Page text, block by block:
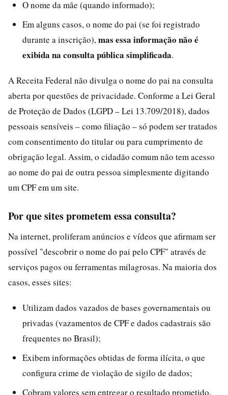
O nome da mãe (quando informado);
Em alguns casos, o nome do pai (se foi registrado
durante a inscrição), mas essa informação não é
exibida na consulta pública simplificada.
A Receita Federal não divulga o nome do pai na consulta
aberta por questões de privacidade. Conforme a Lei Geral
de Proteção de Dados (LGPD – Lei 13.709/2018), dados
pessoais sensíveis – como filiação – só podem ser tratados
com consentimento do titular ou para cumprimento de
obrigação legal. Assim, o cidadão comum não tem acesso
ao nome do pai de outra pessoa simplesmente digitando
um CPF em um site.
Por que sites prometem essa consulta?
Na internet, proliferam anúncios e vídeos que afirmam ser
possível "descobrir o nome do pai pelo CPF" através de
serviços pagos ou ferramentas milagrosas. Na maioria dos
casos, esses sites:
Utilizam dados vazados de bases governamentais ou
privadas (vazamentos de CPF e dados cadastrais são
frequentes no Brasil);
Exibem informações obtidas de forma ilícita, o que
configura crime de violação de sigilo de dados;
Cobram valores sem entregar o resultado prometido,